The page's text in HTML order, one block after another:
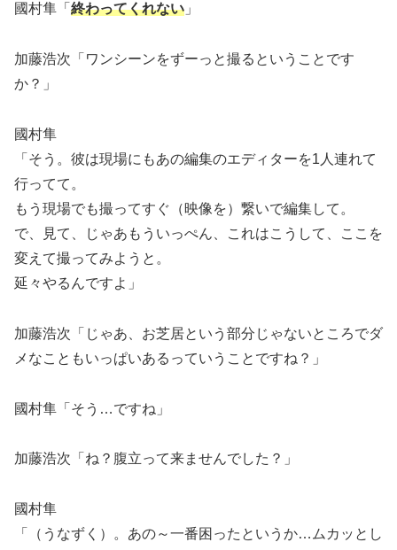
國村隼「 終わってくれない 」
加藤浩次「ワンシーンをずーっと撮るということです
か？」
國村隼
「そう。彼は現場にもあの編集のエディターを1人連れて
行ってて。
もう現場でも撮ってすぐ（映像を）繋いで編集して。
で、見て、じゃあもういっぺん、これはこうして、ここを
変えて撮ってみようと。
延々やるんですよ」
加藤浩次「じゃあ、お芝居という部分じゃないところでダ
メなこともいっぱいあるっていうことですね？」
國村隼「そう…ですね」
加藤浩次「ね？腹立って来ませんでした？」
國村隼
「（うなずく）。あの～一番困ったというか…ムカッとし